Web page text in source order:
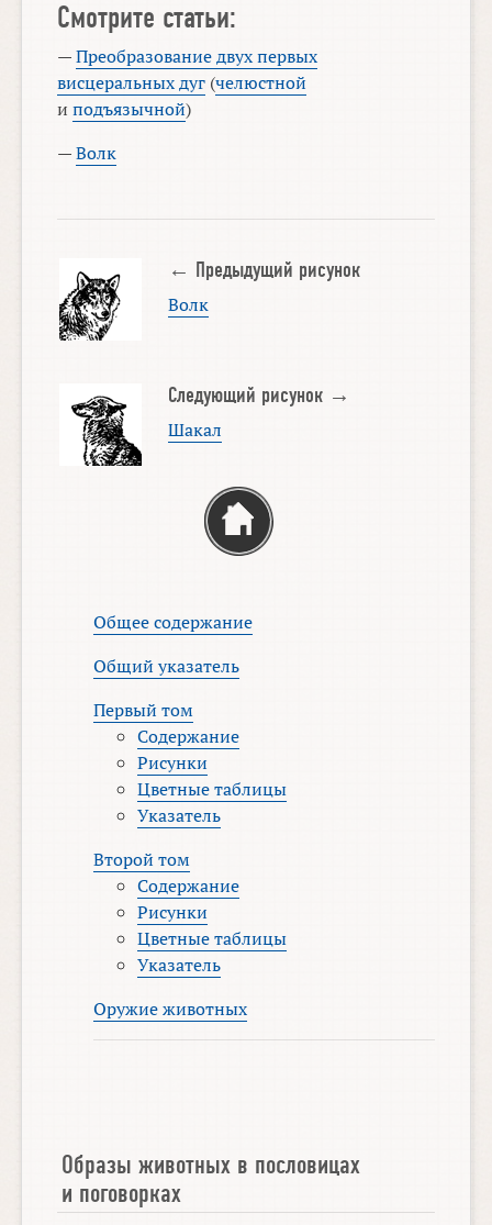
Смотрите статьи:
—Преобразование двух первых
висцеральных дуг (челюстной
иподъязычной)
—Волк
← Предыдущий рисунок
Волк
Следующий рисунок →
Шакал
Общее содержание
Общий указатель
Первый том
Содержание
Рисунки
Цветные таблицы
Указатель
Второй том
Содержание
Рисунки
Цветные таблицы
Указатель
Оружие животных
Образы животных в пословицах
и поговорках